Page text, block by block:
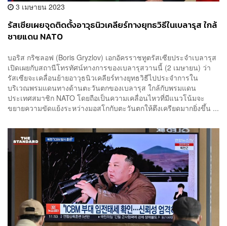
3 เมษายน 2023
รัสเซียเผยจุดติดตั้งอาวุธนิวเคลียร์ทางยุทธวิธีในเบลารุส ใกล้
ชายแดน NATO
บอริส กริซลอฟ (Boris Gryzlov) เอกอัครราชทูตรัสเซียประจำเบลารุส
เปิดเผยกับสถานีโทรทัศน์ทางการของเบลารุสวานนี้ (2 เมษายน) ว่า
รัสเซียจะเคลื่อนย้ายอาวุธนิวเคลียร์ทางยุทธวิธีไปประจำการใน
บริเวณพรมแดนทางด้านตะวันตกของเบลารุส ใกล้กับพรมแดน
ประเทศสมาชิก NATO โดยถือเป็นความเคลื่อนไหวที่มีแนวโน้มจะ
ขยายความขัดแย้งระหว่างมอสโกกับตะวันตกให้ตึงเครียดมากยิ่งขึ้น ...